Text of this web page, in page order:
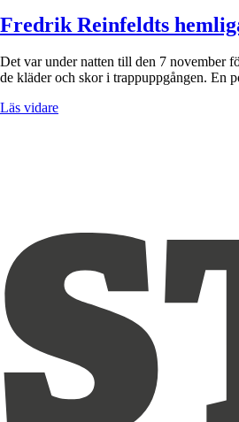
Fredrik Reinfeldts
Det var under natten till den 7 november
de kläder och skor i trappuppgången. En
Läs vidare